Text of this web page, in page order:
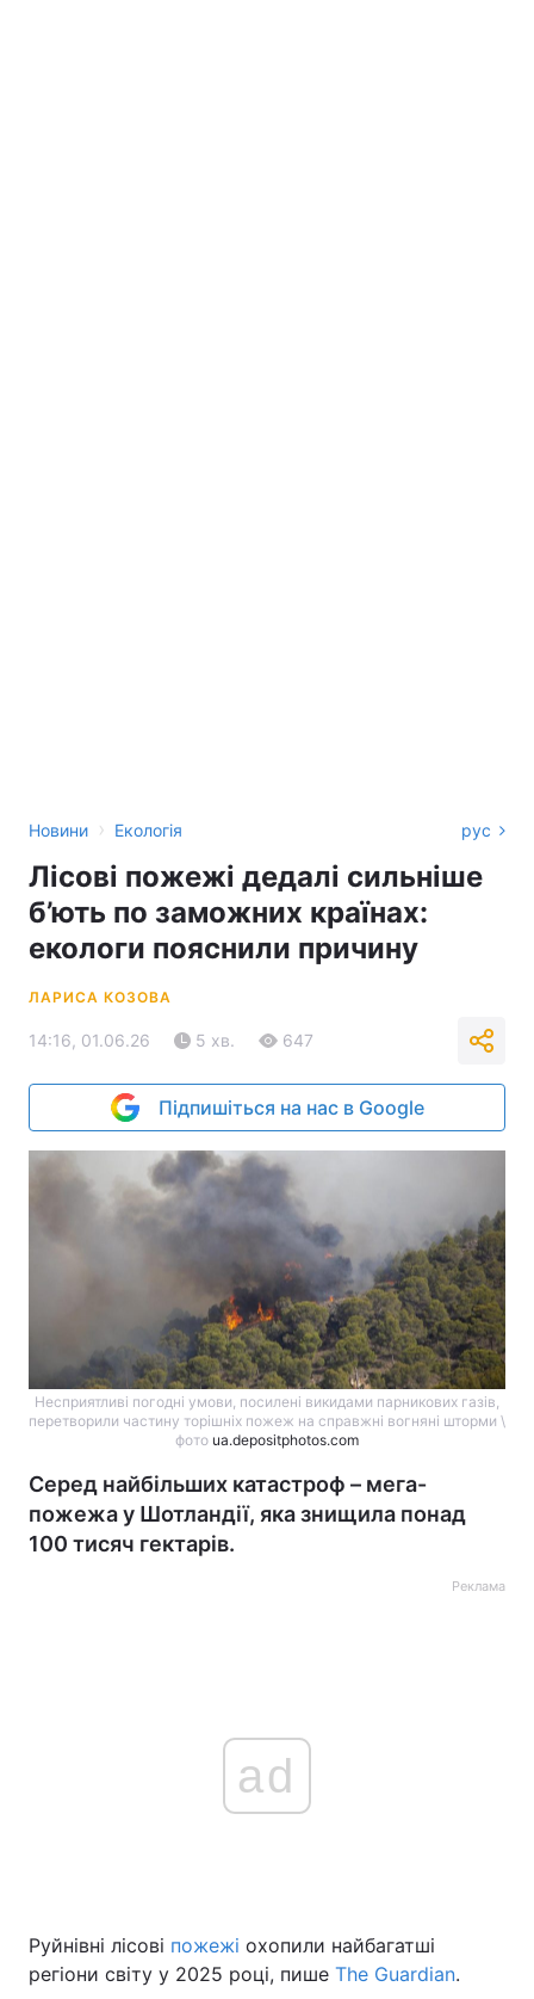
Новини › Екологія рус
Лісові пожежі дедалі сильніше
б’ють по заможних країнах:
екологи пояснили причину
ЛАРИСА КОЗОВА
14:16, 01.06.26 5 хв. 647
Підпишіться на нас в Google
Несприятливі погодні умови, посилені викидами парникових газів,
перетворили частину торішніх пожеж на справжні вогняні шторми \
фото ua.depositphotos.com
Серед найбільших катастроф – мега-
пожежа у Шотландії, яка знищила понад
100 тисяч гектарів.
Реклама
ad
Руйнівні лісові пожежі охопили найбагатші
регіони світу у 2025 році, пише The Guardian.